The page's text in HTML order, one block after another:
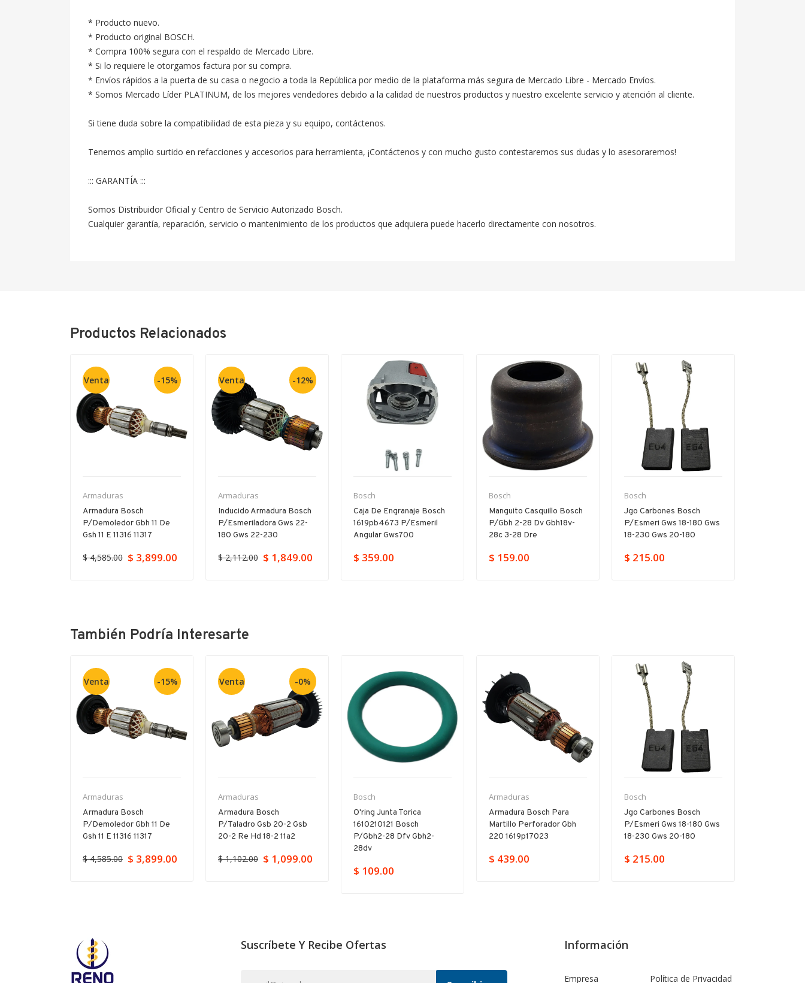
* Producto nuevo.
* Producto original BOSCH.
* Compra 100% segura con el respaldo de Mercado Libre.
* Si lo requiere le otorgamos factura por su compra.
* Envíos rápidos a la puerta de su casa o negocio a toda la República por medio de la plataforma más segura de Mercado Libre - Mercado Envíos.
* Somos Mercado Líder PLATINUM, de los mejores vendedores debido a la calidad de nuestros productos y nuestro excelente servicio y atención al cliente.
Si tiene duda sobre la compatibilidad de esta pieza y su equipo, contáctenos.
Tenemos amplio surtido en refacciones y accesorios para herramienta, ¡Contáctenos y con mucho gusto contestaremos sus dudas y lo asesoraremos!
::: GARANTÍA :::
Somos Distribuidor Oficial y Centro de Servicio Autorizado Bosch.
Cualquier garantía, reparación, servicio o mantenimiento de los productos que adquiera puede hacerlo directamente con nosotros.
Productos Relacionados
Venta -15%
Armaduras
Armadura Bosch
P/demoledor Gbh 11 De
Gsh 11 E 11316 11317
$ 4,585.00 $ 3,899.00
Venta -12%
Armaduras
Inducido Armadura Bosch
P/esmeriladora Gws 22-
180 Gws 22-230
$ 2,112.00 $ 1,849.00
Bosch
Caja De Engranaje Bosch
1619pb4673 P/esmeril
Angular Gws700
$ 359.00
Bosch
Manguito Casquillo Bosch
P/gbh 2-28 Dv Gbh18v-
28c 3-28 Dre
$ 159.00
Bosch
Jgo Carbones Bosch
P/esmeri Gws 18-180 Gws
18-230 Gws 20-180
$ 215.00
También Podría Interesarte
Venta -15%
Armaduras
Armadura Bosch
P/demoledor Gbh 11 De
Gsh 11 E 11316 11317
$ 4,585.00 $ 3,899.00
Venta -0%
Armaduras
Armadura Bosch
P/taladro Gsb 20-2 Gsb
20-2 Re Hd 18-2 11a2
$ 1,102.00 $ 1,099.00
Bosch
O'ring Junta Torica
1610210121 Bosch
P/gbh2-28 Dfv Gbh2-
28dv
$ 109.00
Armaduras
Armadura Bosch Para
Martillo Perforador Gbh
220 1619p17023
$ 439.00
Bosch
Jgo Carbones Bosch
P/esmeri Gws 18-180 Gws
18-230 Gws 20-180
$ 215.00
Suscríbete Y Recibe Ofertas Información
Empresa Política de Privacidad